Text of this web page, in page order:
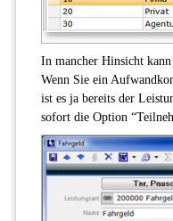
In mancher Hinsicht kann
Wenn Sie ein
ist es ja bereits der
sofort die Option